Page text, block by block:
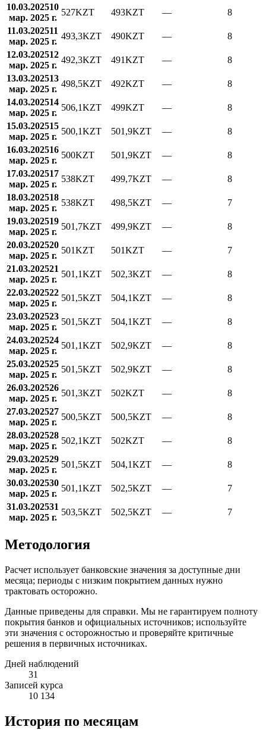
10.03.202510
мар. 2025 г.
527KZT 493KZT —
8
11.03.202511
мар. 2025 г.
493,3KZT 490KZT —
8
12.03.202512
мар. 2025 г.
492,3KZT 491KZT —
8
13.03.202513
мар. 2025 г.
498,5KZT 492KZT —
8
14.03.202514
мар. 2025 г.
506,1KZT 499KZT —
8
15.03.202515
мар. 2025 г.
500,1KZT 501,9KZT —
8
16.03.202516
мар. 2025 г.
500KZT 501,9KZT —
8
17.03.202517
мар. 2025 г.
538KZT 499,7KZT —
8
18.03.202518
мар. 2025 г.
538KZT 498,5KZT —
7
19.03.202519
мар. 2025 г.
501,7KZT 499,9KZT —
8
20.03.202520
мар. 2025 г.
501KZT 501KZT —
7
21.03.202521
мар. 2025 г.
501,1KZT 502,3KZT —
8
22.03.202522
мар. 2025 г.
501,5KZT 504,1KZT —
8
23.03.202523
мар. 2025 г.
501,5KZT 504,1KZT —
8
24.03.202524
мар. 2025 г.
501,1KZT 502,9KZT —
8
25.03.202525
мар. 2025 г.
501,5KZT 502,9KZT —
8
26.03.202526
мар. 2025 г.
501,3KZT 502KZT —
8
27.03.202527
мар. 2025 г.
500,5KZT 500,5KZT —
8
28.03.202528
мар. 2025 г.
502,1KZT 502KZT —
8
29.03.202529
мар. 2025 г.
501,5KZT 504,1KZT —
8
30.03.202530
мар. 2025 г.
501,1KZT 502,5KZT —
7
31.03.202531
мар. 2025 г.
503,5KZT 502,5KZT — 7
Методология
Расчет использует банковские значения за доступные дни
месяца; периоды с низким покрытием данных нужно
трактовать осторожно.
Данные приведены для справки. Мы не гарантируем полноту
покрытия банков и официальных источников; используйте
эти значения с осторожностью и проверяйте критичные
решения в первичных источниках.
Дней наблюдений
31
Записей курса
10 134
История по месяцам